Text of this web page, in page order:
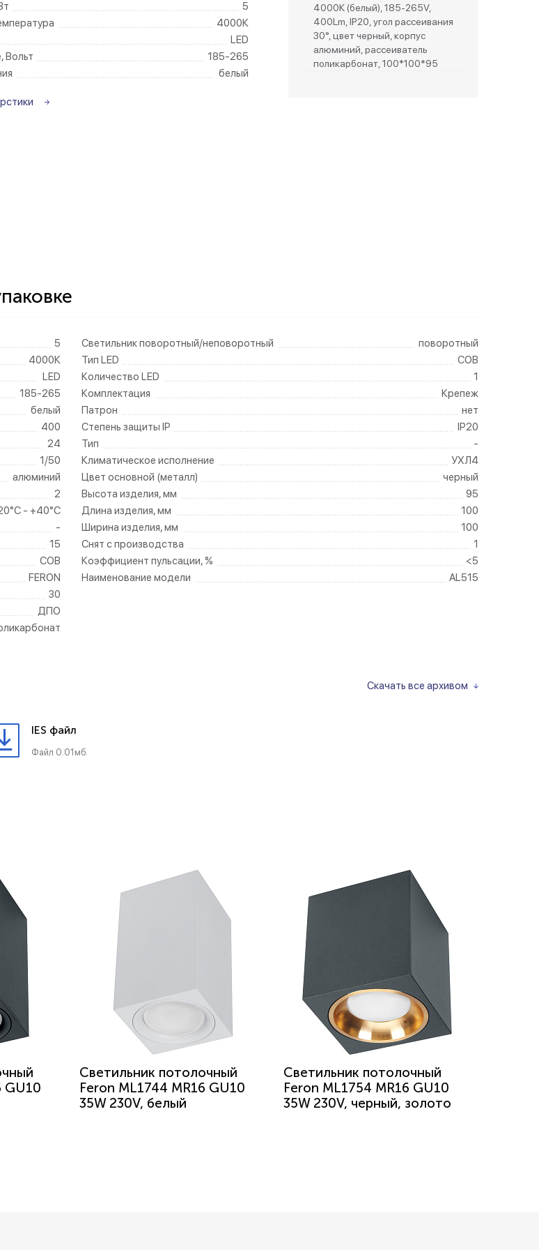
Беспроводные розетки
Розетки садово-парковые
5
4000К
LED
Вольт
185-265
белый
4000К (белый), 185-265V,
400Lm, IP20, угол рассеивания
30°, цвет черный, корпус
алюминий, рассеиватель
поликарбонат, 100*100*95
5
4000К
LED
185-265
белый
400
24
1/50
алюминий
2
- +40°C
-
15
COB
FERON
30
ДПО
Светильник поворотный/неповоротный
поворотный
Тип LED
COB
Количество LED
1
Комплектация
Крепеж
Патрон
нет
Степень защиты IP
IP20
Тип
-
Климатическое исполнение
УХЛ4
Цвет основной (металл)
черный
Высота изделия, мм
95
Длина изделия, мм
100
Ширина изделия, мм
100
Снят с производства
1
Коэффициент пульсации, %
<5
Наименование модели
AL515
Скачать все архивом
IES файл
Файл 0.01мб.
GU10
Светильник потолочный
Feron ML1744 MR16 GU10
35W 230V, белый
Светильник потолочный
Feron ML1754 MR16 GU10
35W 230V, черный, золото